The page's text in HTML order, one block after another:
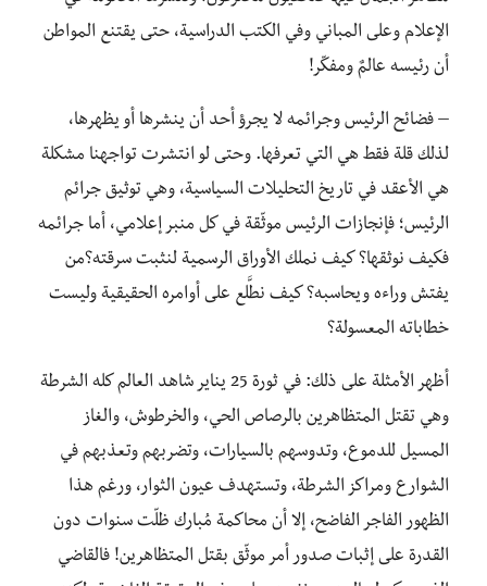
الإعلام وعلى المباني وفي الكتب الدراسية، حتى يقتنع المواطن
أن رئيسه عالمٌ ومفكّر!
– فضائح الرئيس وجرائمه لا يجرؤ أحد أن ينشرها أو يظهرها،
لذلك قلة فقط هي التي تعرفها. وحتى لو انتشرت تواجهنا مشكلة
هي الأعقد في تاريخ التحليلات السياسية، وهي توثيق جرائم
الرئيس؛ فإنجازات الرئيس موثّقة في كل منبر إعلامي، أما جرائمه
فكيف نوثقها؟ كيف نملك الأوراق الرسمية لنثبت سرقته؟من
يفتش وراءه ويحاسبه؟ كيف نطَّلع على أوامره الحقيقية وليست
خطاباته المعسولة؟
أظهر الأمثلة على ذلك: في ثورة 25 يناير شاهد العالم كله الشرطة
وهي تقتل المتظاهرين بالرصاص الحي، والخرطوش، والغاز
المسيل للدموع، وتدوسهم بالسيارات، وتضربهم وتعذبهم في
الشوارع ومراكز الشرطة، وتستهدف عيون الثوار، ورغم هذا
الظهور الفاجر الفاضح، إلا أن محاكمة مُبارك ظلّت سنوات دون
القدرة على إثبات صدور أمر موثّق بقتل المتظاهرين! فالقاضي